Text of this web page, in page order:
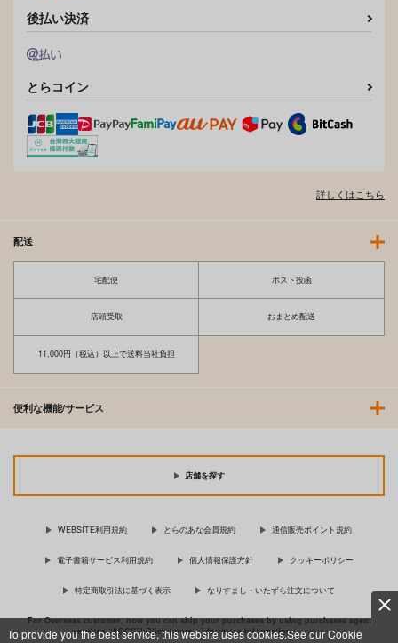
To provide you the best service, this website uses cookies.See our Cookie
後払い決済
とらコイン
詳しくはこちら
配送
宅配便 ポスト投函
店頭受取 おまとめ配送
11,000円（税込）以上で送料当社負担
便利な機能/サービス
店舗を探す
WEBSITE利用規約 とらのあな会員規約 通信販売ポイント規約
電子書籍サービス利用規約 個人情報保護方針 クッキーポリシー
特定商取引法に基づく表示 なりすまし・いたずら注文について
For Overseas customer, now you can ship your purchases by using purchases agent
services “AOCS”! Click {more…} for more information …more